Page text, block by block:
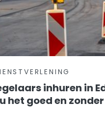
inhuren in
het goed en zonder